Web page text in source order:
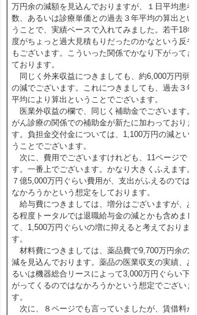
万円余の減額を見込んでおりますが、１日平均患者
数、あるいは診療単価との過去３年平均の算出とい
うことで、実績ベースで入れてみました。若干18年
度がちょっと過大見積もりだったのかなという反省
もございます。こういった関係でかなり下がってき
ております。
同じく外来収益につきましても、約6,000万円弱
の減でございます。これにつきましても、過去３年
平均により算出ということでございます。
医業外収益の欄で、同じく補助金でございます。
がん診療の関係での補助金が新たに加わっておりま
す。負担金交付金については、1,100万円の減とい
うことでございます。
次に、費用でございますけれども、11ページで
す。一番上でございます。かなり大きくふえます。
７億5,000万円ぐらい費用が、支出がふえるのでは
なかろうかという想定をしております。
給与費につきましては、増分はございますが、あ
る程度トータルでは退職給与金の減とかも含めまし
て、1,500万円ぐらいの増に抑えると考えておりま
す。
材料費につきましては、薬品費で9,700万円余の
減を見込んでおります。薬品の医業収支の実績、あ
るいは機器総合リースによって3,000万円ぐらい下
がってくるのではなかろうかという想定でございま
す。
次に、８ページでも言っていましたが、賃借料が